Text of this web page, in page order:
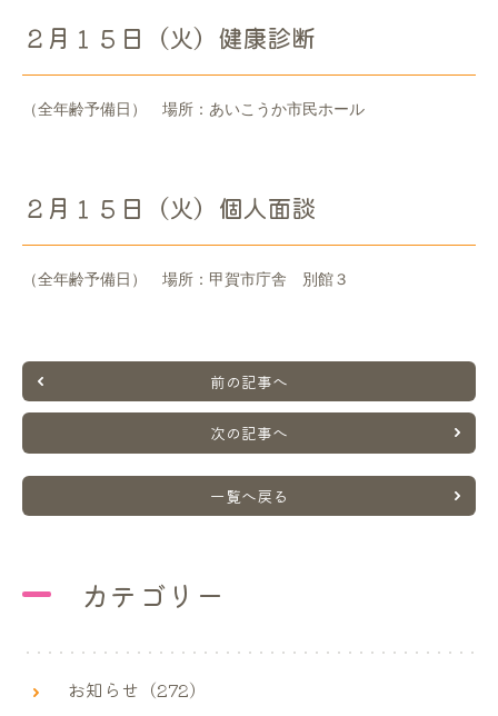
２月１５日（火）健康診断
（全年齢予備日） 場所：あいこうか市民ホール
２月１５日（火）個人面談
（全年齢予備日） 場所：甲賀市庁舎 別館３
前の記事へ
次の記事へ
一覧へ戻る
カテゴリー
お知らせ（272）